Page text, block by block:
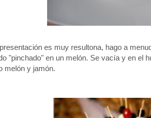
es muy resultona, hago a
"pinchado" en un melón. Se vacía y en el
melón y jamón.